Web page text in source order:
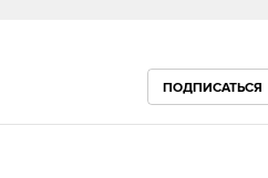
ПОДПИСАТЬСЯ